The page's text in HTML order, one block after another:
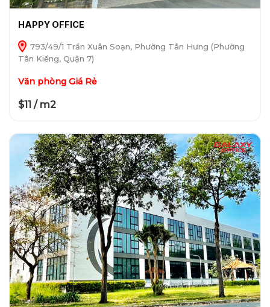
HAPPY OFFICE
793/49/1 Trần Xuân Soạn, Phường Tân Hưng (Phường
Tân Kiểng, Quận 7)
Văn phòng Giá Rẻ
$11 / m2